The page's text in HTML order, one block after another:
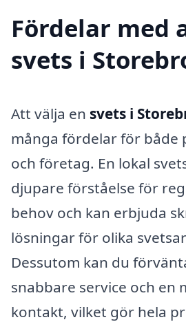
Fördelar med
svets i
Att välja en svets i
många fördelar för både
och företag. En lokal
djupare förståelse för
behov och kan erbjuda
lösningar för olika
Dessutom kan du
snabbare service och en
kontakt, vilket gör hela